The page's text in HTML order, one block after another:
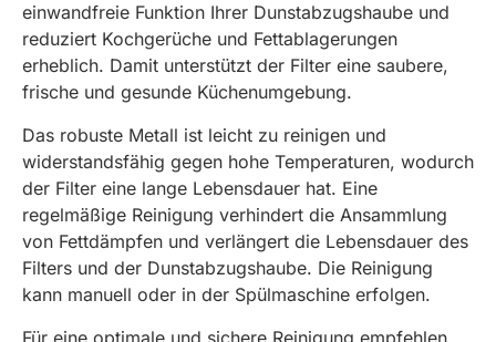
einwandfreie Funktion Ihrer Dunstabzugshaube und
reduziert Kochgerüche und Fettablagerungen
erheblich. Damit unterstützt der Filter eine saubere,
frische und gesunde Küchenumgebung.
Das robuste Metall ist leicht zu reinigen und
widerstandsfähig gegen hohe Temperaturen, wodurch
der Filter eine lange Lebensdauer hat. Eine
regelmäßige Reinigung verhindert die Ansammlung
von Fettdämpfen und verlängert die Lebensdauer des
Filters und der Dunstabzugshaube. Die Reinigung
kann manuell oder in der Spülmaschine erfolgen.